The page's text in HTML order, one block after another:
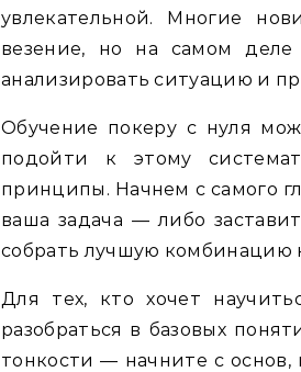
увлекательной. Многие
везение, но на самом
анализировать ситуацию и
Обучение покеру с нуля
подойти к этому
принципы. Начнем с самого
ваша задача — либо
собрать лучшую комбинацию
Для тех, кто хочет
разобраться в базовых
тонкости — начните с